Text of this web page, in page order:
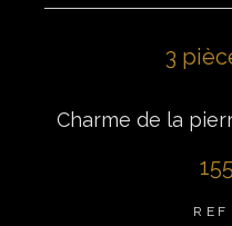
3
Charme de la